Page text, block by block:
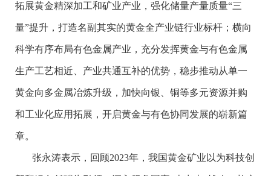
拓展黄金精深加工和矿业产业，强化储量产量质量“三
量”提升，打造名副其实的黄金全产业链行业标杆；横向
科学有序布局有色金属产业，充分发挥黄金与有色金属
生产工艺相近、产业共通互补的优势，稳步推动从单一
黄金向多金属冶炼升级，加快向银、铜等多元资源并购
和工业化应用拓展，开启黄金与有色协同发展的崭新篇
章。
张永涛表示，回顾2023年，我国黄金矿业以为科技创